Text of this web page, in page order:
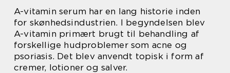
A-vitamin serum har en lang historie inden
for skønhedsindustrien. I begyndelsen blev
A-vitamin primært brugt til behandling af
forskellige hudproblemer som acne og
psoriasis. Det blev anvendt topisk i form af
cremer, lotioner og salver.